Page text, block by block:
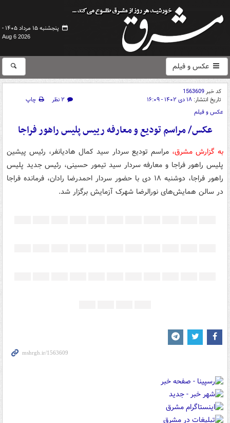
پنجشنبه ۱۵ مرداد ۱۴۰۵ -
Aug 6 2026
عکس و فیلم
کد خبر1563609
تاریخ انتشار: ۱۸ دی ۱۴۰۲ - ۱۶:۰۹ ۲ نظر
چاپ
عکس و فیلم
عکس/ مراسم تودیع و معارفه رییس پلیس راهور فراجا
به گزارش مشرق،مراسم تودیع سردار سید کمال هادیانفر، رئیس پیشین
پلیس راهور فراجا و معارفه سردار سید تیمور حسینی، رئیس جدید پلیس
راهور فراجا، دوشنبه ۱۸ دی با حضور سردار احمدرضا رادان، فرمانده فراجا
در سالن همایش‌های نورالرضا شهرک آزمایش برگزار شد.